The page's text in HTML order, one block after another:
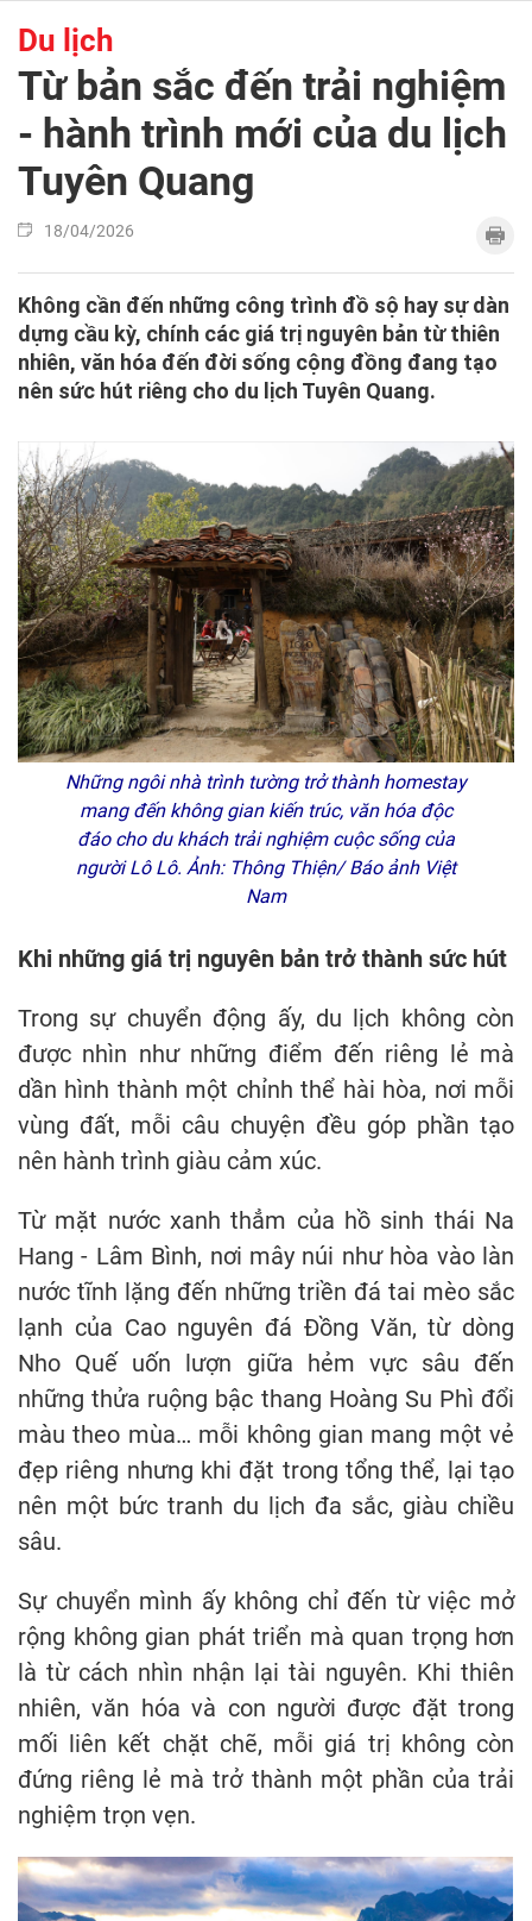
Du lịch
Từ bản sắc đến trải nghiệm
- hành trình mới của du lịch
Tuyên Quang
18/04/2026
Không cần đến những công trình đồ sộ hay sự dàn
dựng cầu kỳ, chính các giá trị nguyên bản từ thiên
nhiên, văn hóa đến đời sống cộng đồng đang tạo
nên sức hút riêng cho du lịch Tuyên Quang.
Những ngôi nhà trình tường trở thành homestay
mang đến không gian kiến trúc, văn hóa độc
đáo cho du khách trải nghiệm cuộc sống của
người Lô Lô. Ảnh: Thông Thiện/ Báo ảnh Việt
Nam
Khi những giá trị nguyên bản trở thành sức hút
Trong sự chuyển động ấy, du lịch không còn
được nhìn như những điểm đến riêng lẻ mà
dần hình thành một chỉnh thể hài hòa, nơi mỗi
vùng đất, mỗi câu chuyện đều góp phần tạo
nên hành trình giàu cảm xúc.
Từ mặt nước xanh thẳm của hồ sinh thái Na
Hang - Lâm Bình, nơi mây núi như hòa vào làn
nước tĩnh lặng đến những triền đá tai mèo sắc
lạnh của Cao nguyên đá Đồng Văn, từ dòng
Nho Quế uốn lượn giữa hẻm vực sâu đến
những thửa ruộng bậc thang Hoàng Su Phì đổi
màu theo mùa… mỗi không gian mang một vẻ
đẹp riêng nhưng khi đặt trong tổng thể, lại tạo
nên một bức tranh du lịch đa sắc, giàu chiều
sâu.
Sự chuyển mình ấy không chỉ đến từ việc mở
rộng không gian phát triển mà quan trọng hơn
là từ cách nhìn nhận lại tài nguyên. Khi thiên
nhiên, văn hóa và con người được đặt trong
mối liên kết chặt chẽ, mỗi giá trị không còn
đứng riêng lẻ mà trở thành một phần của trải
nghiệm trọn vẹn.